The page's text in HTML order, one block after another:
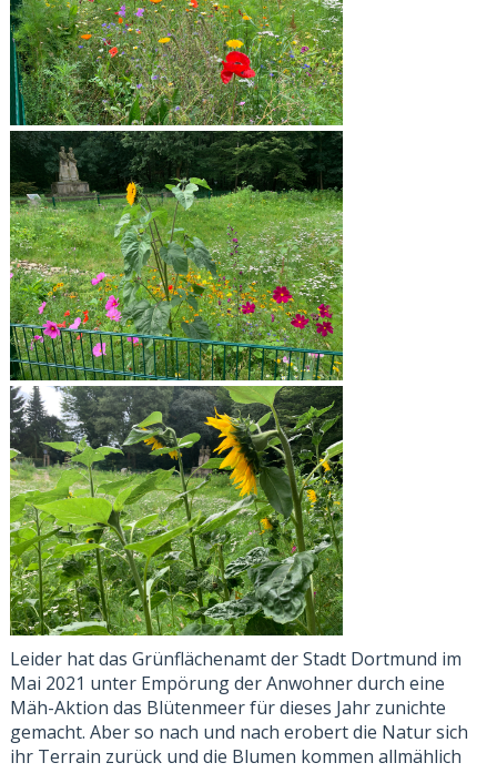
Leider hat das Grünflächenamt der Stadt Dortmund im
Mai 2021 unter Empörung der Anwohner durch eine
Mäh-Aktion das Blütenmeer für dieses Jahr zunichte
gemacht. Aber so nach und nach erobert die Natur sich
ihr Terrain zurück und die Blumen kommen allmählich